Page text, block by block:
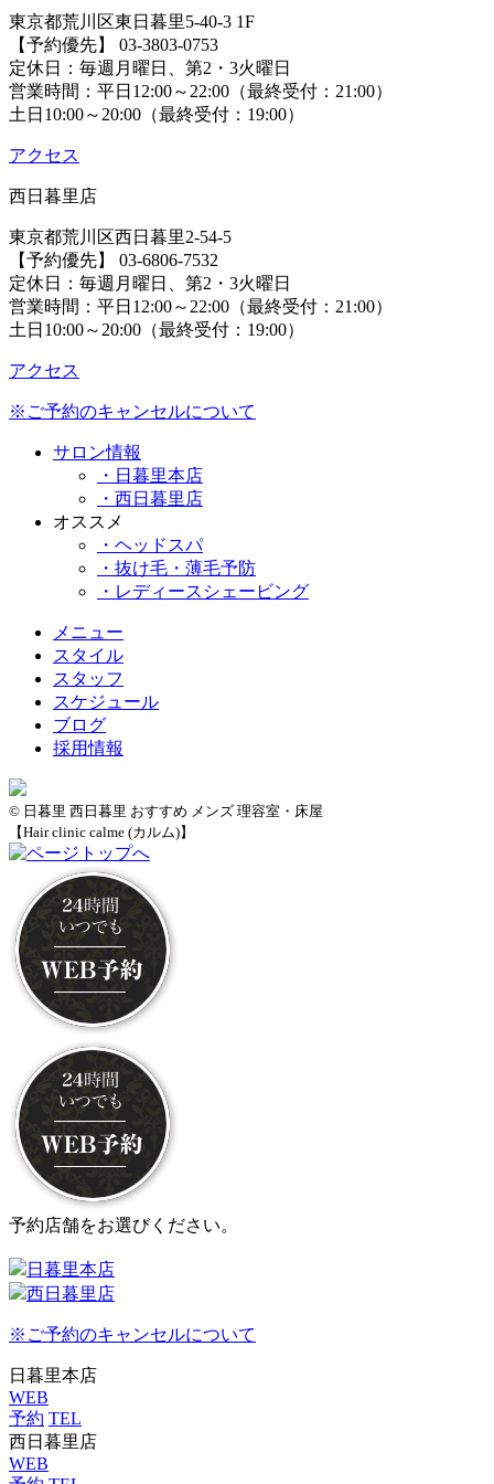
東京都荒川区東日暮里5-40-3 1F
【予約優先】 03-3803-0753
定休日：毎週月曜日、第2・3火曜日
営業時間：平日12:00～22:00（最終受付：21:00）
土日10:00～20:00（最終受付：19:00）
アクセス
西日暮里店
東京都荒川区西日暮里2-54-5
【予約優先】 03-6806-7532
定休日：毎週月曜日、第2・3火曜日
営業時間：平日12:00～22:00（最終受付：21:00）
土日10:00～20:00（最終受付：19:00）
アクセス
※ご予約のキャンセルについて
サロン情報
・日暮里本店
・西日暮里店
オススメ
・ヘッドスパ
・抜け毛・薄毛予防
・レディースシェービング
メニュー
スタイル
スタッフ
スケジュール
ブログ
採用情報
© 日暮里 西日暮里 おすすめ メンズ 理容室・床屋
【Hair clinic calme (カルム)】
予約店舗をお選びください。
日暮里本店
西日暮里店
※ご予約のキャンセルについて
日暮里本店
WEB
予約 TEL
西日暮里店
WEB